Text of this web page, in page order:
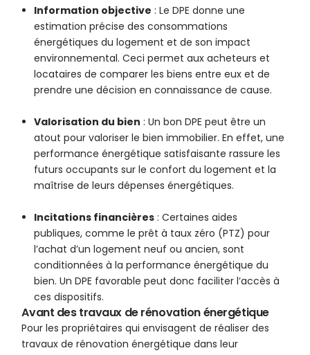
Information objective : Le DPE donne une
estimation précise des consommations
énergétiques du logement et de son impact
environnemental. Ceci permet aux acheteurs et
locataires de comparer les biens entre eux et de
prendre une décision en connaissance de cause.
Valorisation du bien : Un bon DPE peut être un
atout pour valoriser le bien immobilier. En effet, une
performance énergétique satisfaisante rassure les
futurs occupants sur le confort du logement et la
maîtrise de leurs dépenses énergétiques.
Incitations financières : Certaines aides
publiques, comme le prêt à taux zéro (PTZ) pour
l’achat d’un logement neuf ou ancien, sont
conditionnées à la performance énergétique du
bien. Un DPE favorable peut donc faciliter l’accès à
ces dispositifs.
Avant des travaux de rénovation énergétique
Pour les propriétaires qui envisagent de réaliser des
travaux de rénovation énergétique dans leur